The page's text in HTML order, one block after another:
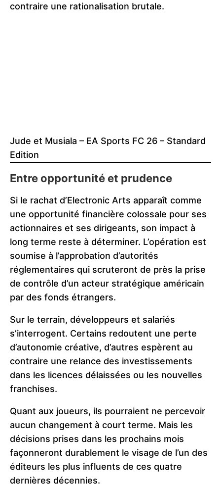
contraire une rationalisation brutale.
Jude et Musiala – EA Sports FC 26 – Standard
Edition
Entre opportunité et prudence
Si le rachat d’Electronic Arts apparaît comme
une opportunité financière colossale pour ses
actionnaires et ses dirigeants, son impact à
long terme reste à déterminer. L’opération est
soumise à l’approbation d’autorités
réglementaires qui scruteront de près la prise
de contrôle d’un acteur stratégique américain
par des fonds étrangers.
Sur le terrain, développeurs et salariés
s’interrogent. Certains redoutent une perte
d’autonomie créative, d’autres espèrent au
contraire une relance des investissements
dans les licences délaissées ou les nouvelles
franchises.
Quant aux joueurs, ils pourraient ne percevoir
aucun changement à court terme. Mais les
décisions prises dans les prochains mois
façonneront durablement le visage de l’un des
éditeurs les plus influents de ces quatre
dernières décennies.